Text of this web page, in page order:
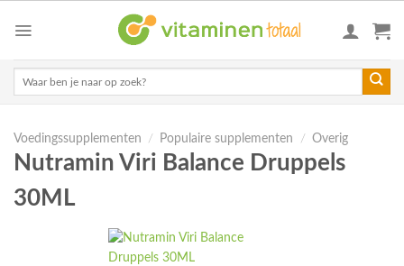
Voedingssupplementen / Populaire supplementen / Overig
Nutramin Viri Balance Druppels
30ML